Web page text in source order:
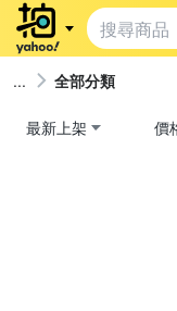
全部分類
最新上架 價